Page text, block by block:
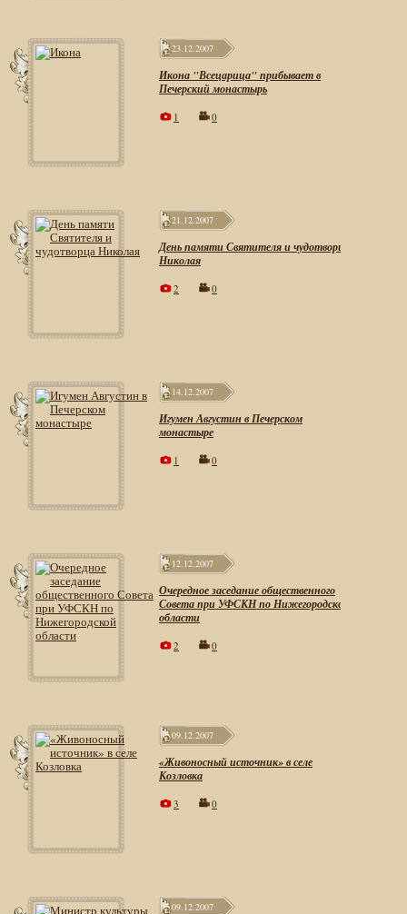
23.12.2007
Икона "Всецарица" прибывает в
Печерский монастырь
1 0
21.12.2007
День памяти Святителя и чудотворца
Николая
2 0
14.12.2007
Игумен Августин в Печерском
монастыре
1 0
12.12.2007
Очередное заседание общественного
Совета при УФСКН по Нижегородской
области
2 0
09.12.2007
«Живоносный источник» в селе
Козловка
3 0
09.12.2007